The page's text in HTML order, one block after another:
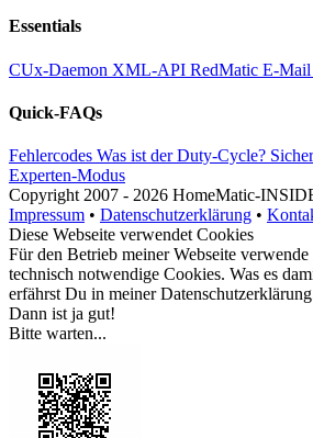
Essentials
CUx-Daemon XML-API RedMatic E-
Quick-FAQs
Fehlercodes Was ist der Duty-Cycle?
Experten-Modus
Copyright 2007 - 2026 HomeMatic-
Impressum • Datenschutzerklärung •
Diese Webseite verwendet Cookies
Für den Betrieb meiner Webseite
technisch notwendige Cookies. Was es
erfährst Du in meinerDatenschutzerklärung
Dann ist ja gut!
Bitte warten...